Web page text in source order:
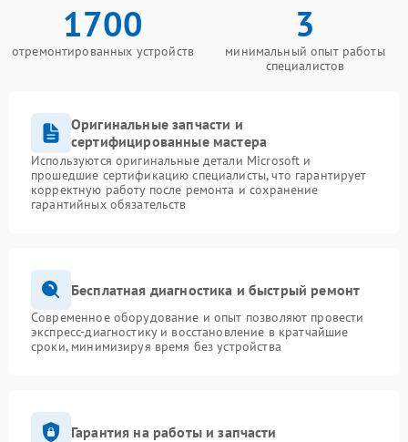
1700
отремонтированных устройств
3
минимальный опыт работы
специалистов
Оригинальные запчасти и
сертифицированные мастера
Используются оригинальные детали Microsoft и
прошедшие сертификацию специалисты, что гарантирует
корректную работу после ремонта и сохранение
гарантийных обязательств
Бесплатная диагностика и быстрый ремонт
Современное оборудование и опыт позволяют провести
экспресс-диагностику и восстановление в кратчайшие
сроки, минимизируя время без устройства
Гарантия на работы и запчасти